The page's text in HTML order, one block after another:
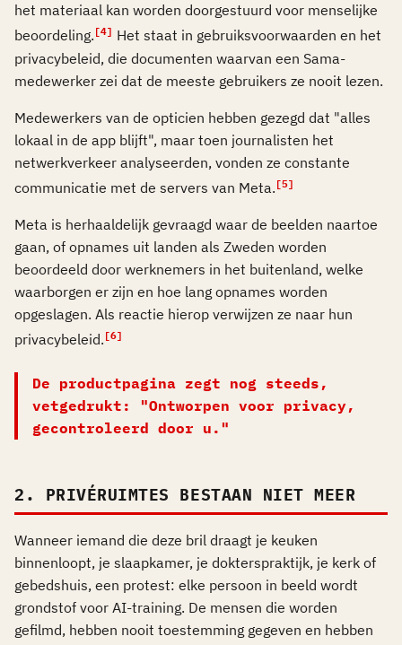
het materiaal kan worden doorgestuurd voor menselijke
beoordeling. [4] Het staat in gebruiksvoorwaarden en het
privacybeleid, die documenten waarvan een Sama-
medewerker zei dat de meeste gebruikers ze nooit lezen.
Medewerkers van de opticien hebben gezegd dat "alles
lokaal in de app blijft", maar toen journalisten het
netwerkverkeer analyseerden, vonden ze constante
communicatie met de servers van Meta. [5]
Meta is herhaaldelijk gevraagd waar de beelden naartoe
gaan, of opnames uit landen als Zweden worden
beoordeeld door werknemers in het buitenland, welke
waarborgen er zijn en hoe lang opnames worden
opgeslagen. Als reactie hierop verwijzen ze naar hun
privacybeleid. [6]
De productpagina zegt nog steeds,
vetgedrukt: "Ontworpen voor privacy,
gecontroleerd door u."
2. PRIVÉRUIMTES BESTAAN NIET MEER
Wanneer iemand die deze bril draagt je keuken
binnenloopt, je slaapkamer, je dokterspraktijk, je kerk of
gebedshuis, een protest: elke persoon in beeld wordt
grondstof voor AI-training. De mensen die worden
gefilmd, hebben nooit toestemming gegeven en hebben